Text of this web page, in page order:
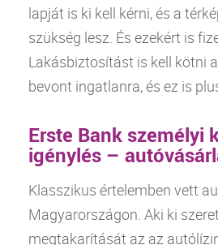
lapját is ki kell kérni, és a
szükség lesz. És ezekért is
Lakásbiztosítást is kell kötni
bevont ingatlanra, és ez is
Erste Bank személyi
igénylés –
Klasszikus értelemben vett
Magyarországon. Aki ki
megtakarítását az az